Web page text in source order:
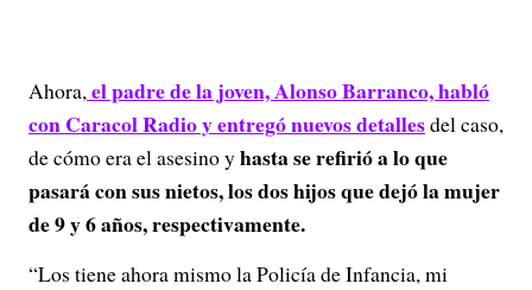
Ahora,el padre de la joven, Alonso Barranco, habló
con Caracol Radio y entregó nuevos detallesdel caso,
de cómo era el asesino yhasta se refirió a lo que
pasará con sus nietos, los dos hijos que dejó la mujer
de 9 y 6 años, respectivamente.
“Los tiene ahora mismo la Policía de Infancia, mi